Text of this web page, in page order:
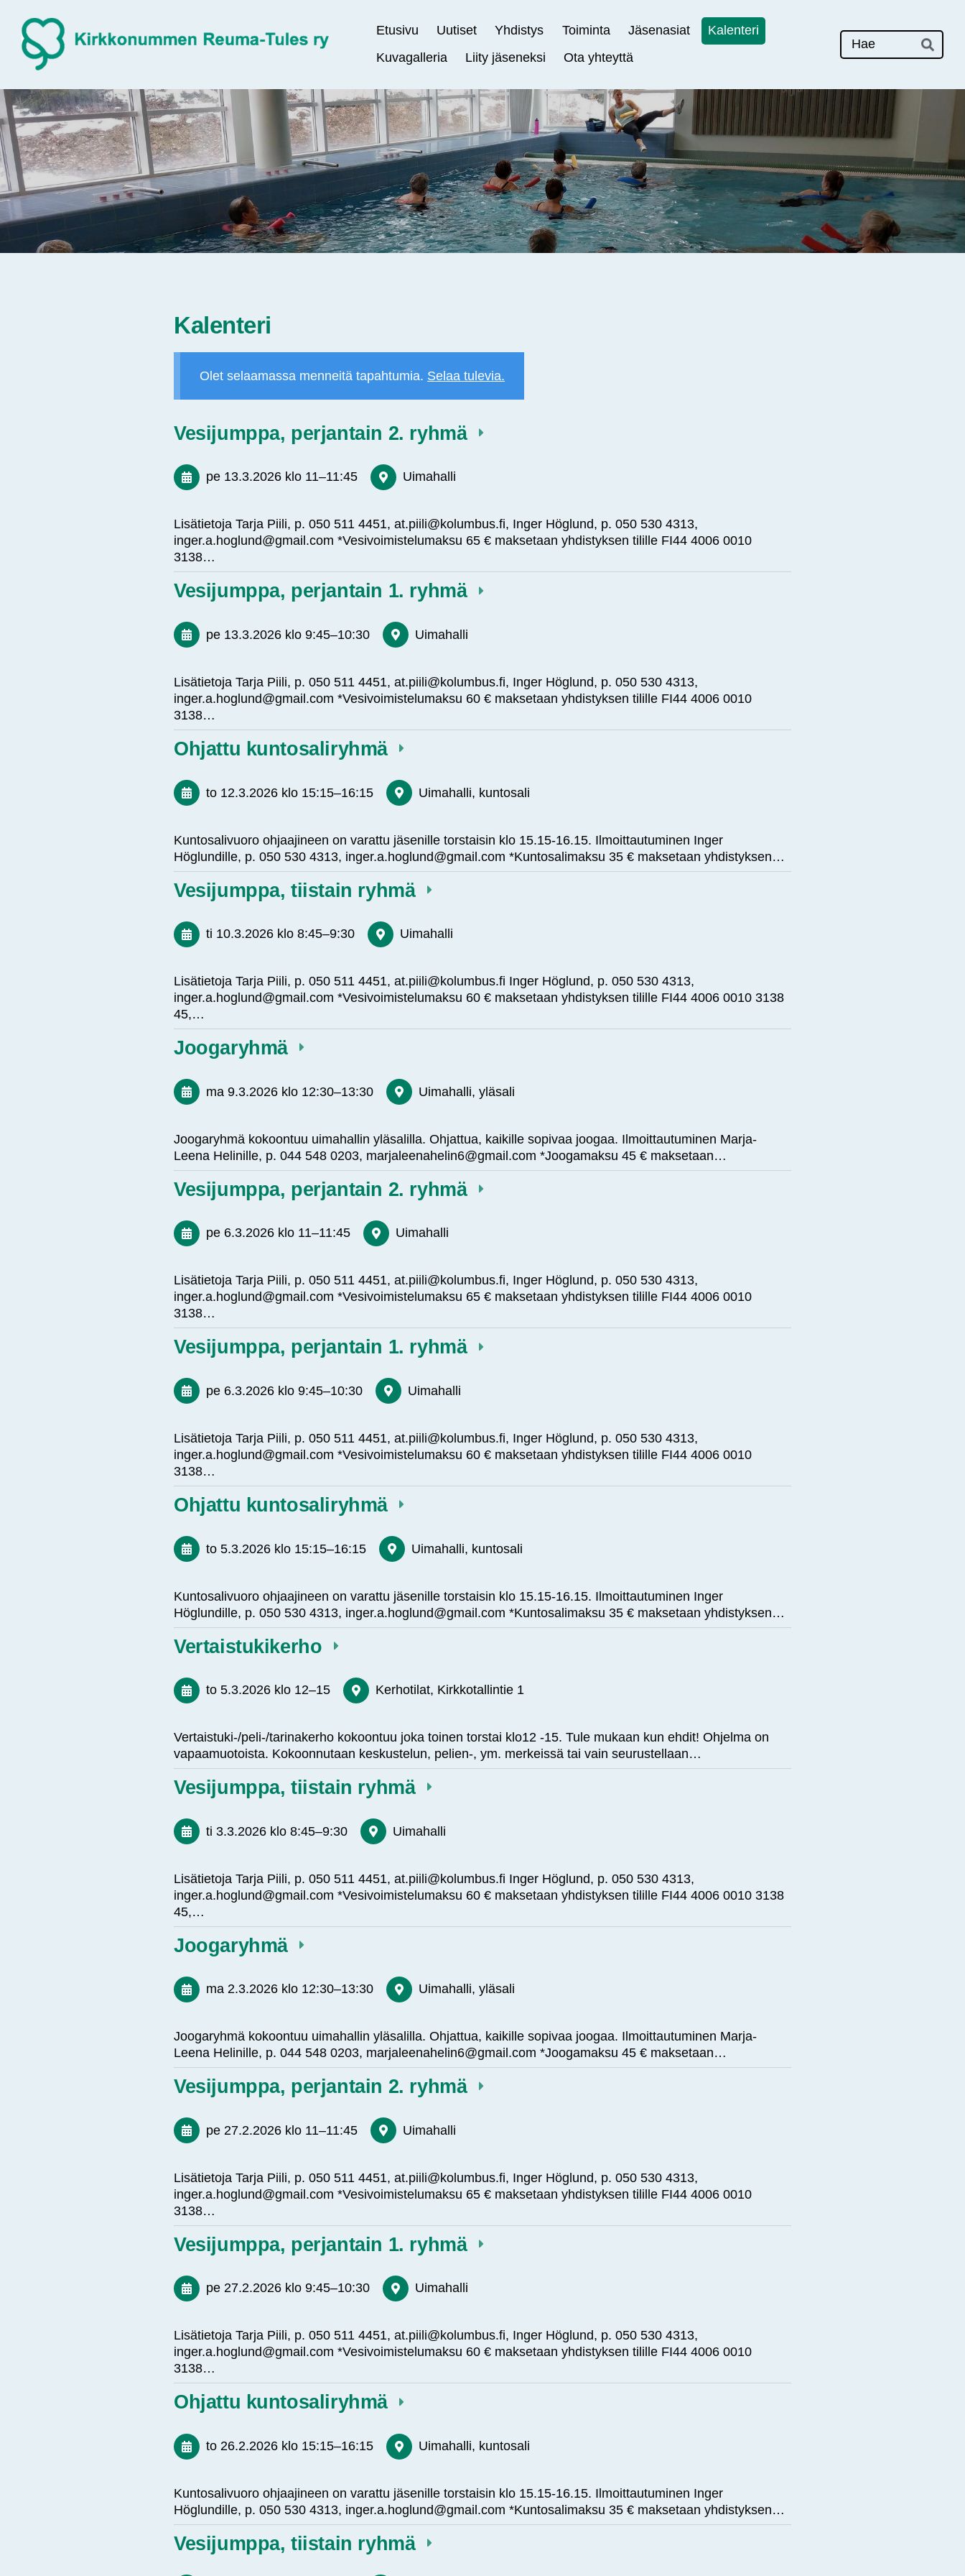
Siirry
sivun
sisältöön
Sivuston etusivulle
Etusivu Uutiset Yhdistys Toiminta Jäsenasiat
Kalenteri
Kuvagalleria
Liity jäseneksi Ota yhteyttä
Hae
Kalenteri
Olet selaamassa menneitä tapahtumia. Selaa tulevia.
Vesijumppa, perjantain 2. ryhmä
pe 13.3.2026 klo 11–11:45 Uimahalli
Lisätietoja Tarja Piili, p. 050 511 4451, at.piili@kolumbus.fi, Inger Höglund, p. 050 530 4313,
inger.a.hoglund@gmail.com *Vesivoimistelumaksu 65 € maksetaan yhdistyksen tilille FI44 4006 0010
3138…
Vesijumppa, perjantain 1. ryhmä
pe 13.3.2026 klo 9:45–10:30 Uimahalli
Lisätietoja Tarja Piili, p. 050 511 4451, at.piili@kolumbus.fi, Inger Höglund, p. 050 530 4313,
inger.a.hoglund@gmail.com *Vesivoimistelumaksu 60 € maksetaan yhdistyksen tilille FI44 4006 0010
3138…
Ohjattu kuntosaliryhmä
to 12.3.2026 klo 15:15–16:15 Uimahalli, kuntosali
Kuntosalivuoro ohjaajineen on varattu jäsenille torstaisin klo 15.15-16.15. Ilmoittautuminen Inger
Höglundille, p. 050 530 4313, inger.a.hoglund@gmail.com *Kuntosalimaksu 35 € maksetaan yhdistyksen…
Vesijumppa, tiistain ryhmä
ti 10.3.2026 klo 8:45–9:30 Uimahalli
Lisätietoja Tarja Piili, p. 050 511 4451, at.piili@kolumbus.fi Inger Höglund, p. 050 530 4313,
inger.a.hoglund@gmail.com *Vesivoimistelumaksu 60 € maksetaan yhdistyksen tilille FI44 4006 0010 3138
45,…
Joogaryhmä
ma 9.3.2026 klo 12:30–13:30 Uimahalli, yläsali
Joogaryhmä kokoontuu uimahallin yläsalilla. Ohjattua, kaikille sopivaa joogaa. Ilmoittautuminen Marja-
Leena Helinille, p. 044 548 0203, marjaleenahelin6@gmail.com *Joogamaksu 45 € maksetaan…
Vesijumppa, perjantain 2. ryhmä
pe 6.3.2026 klo 11–11:45 Uimahalli
Lisätietoja Tarja Piili, p. 050 511 4451, at.piili@kolumbus.fi, Inger Höglund, p. 050 530 4313,
inger.a.hoglund@gmail.com *Vesivoimistelumaksu 65 € maksetaan yhdistyksen tilille FI44 4006 0010
3138…
Vesijumppa, perjantain 1. ryhmä
pe 6.3.2026 klo 9:45–10:30 Uimahalli
Lisätietoja Tarja Piili, p. 050 511 4451, at.piili@kolumbus.fi, Inger Höglund, p. 050 530 4313,
inger.a.hoglund@gmail.com *Vesivoimistelumaksu 60 € maksetaan yhdistyksen tilille FI44 4006 0010
3138…
Ohjattu kuntosaliryhmä
to 5.3.2026 klo 15:15–16:15 Uimahalli, kuntosali
Kuntosalivuoro ohjaajineen on varattu jäsenille torstaisin klo 15.15-16.15. Ilmoittautuminen Inger
Höglundille, p. 050 530 4313, inger.a.hoglund@gmail.com *Kuntosalimaksu 35 € maksetaan yhdistyksen…
Vertaistukikerho
to 5.3.2026 klo 12–15 Kerhotilat, Kirkkotallintie 1
Vertaistuki-/peli-/tarinakerho kokoontuu joka toinen torstai klo12 -15. Tule mukaan kun ehdit! Ohjelma on
vapaamuotoista. Kokoonnutaan keskustelun, pelien-, ym. merkeissä tai vain seurustellaan…
Vesijumppa, tiistain ryhmä
ti 3.3.2026 klo 8:45–9:30 Uimahalli
Lisätietoja Tarja Piili, p. 050 511 4451, at.piili@kolumbus.fi Inger Höglund, p. 050 530 4313,
inger.a.hoglund@gmail.com *Vesivoimistelumaksu 60 € maksetaan yhdistyksen tilille FI44 4006 0010 3138
45,…
Joogaryhmä
ma 2.3.2026 klo 12:30–13:30 Uimahalli, yläsali
Joogaryhmä kokoontuu uimahallin yläsalilla. Ohjattua, kaikille sopivaa joogaa. Ilmoittautuminen Marja-
Leena Helinille, p. 044 548 0203, marjaleenahelin6@gmail.com *Joogamaksu 45 € maksetaan…
Vesijumppa, perjantain 2. ryhmä
pe 27.2.2026 klo 11–11:45 Uimahalli
Lisätietoja Tarja Piili, p. 050 511 4451, at.piili@kolumbus.fi, Inger Höglund, p. 050 530 4313,
inger.a.hoglund@gmail.com *Vesivoimistelumaksu 65 € maksetaan yhdistyksen tilille FI44 4006 0010
3138…
Vesijumppa, perjantain 1. ryhmä
pe 27.2.2026 klo 9:45–10:30 Uimahalli
Lisätietoja Tarja Piili, p. 050 511 4451, at.piili@kolumbus.fi, Inger Höglund, p. 050 530 4313,
inger.a.hoglund@gmail.com *Vesivoimistelumaksu 60 € maksetaan yhdistyksen tilille FI44 4006 0010
3138…
Ohjattu kuntosaliryhmä
to 26.2.2026 klo 15:15–16:15 Uimahalli, kuntosali
Kuntosalivuoro ohjaajineen on varattu jäsenille torstaisin klo 15.15-16.15. Ilmoittautuminen Inger
Höglundille, p. 050 530 4313, inger.a.hoglund@gmail.com *Kuntosalimaksu 35 € maksetaan yhdistyksen…
Vesijumppa, tiistain ryhmä